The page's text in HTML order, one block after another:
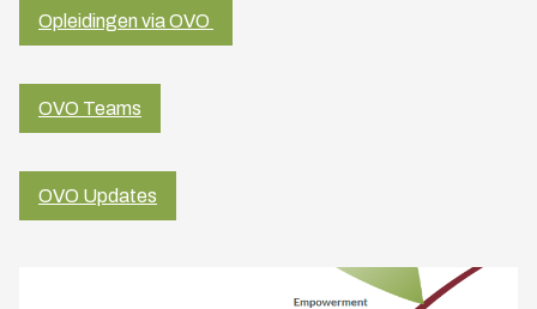
Opleidingen via OVO
OVO Teams
OVO Updates